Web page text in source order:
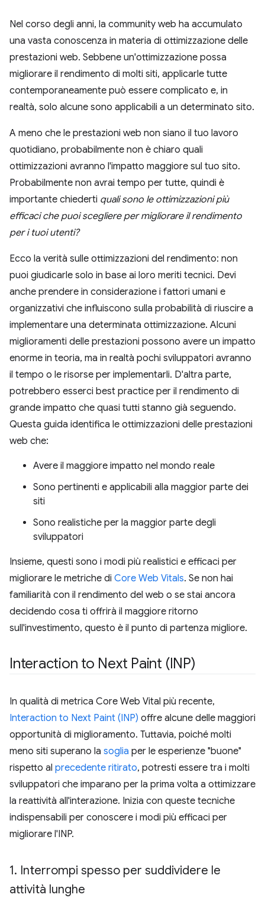
Nel corso degli anni, la community web ha accumulato
una vasta conoscenza in materia di ottimizzazione delle
prestazioni web. Sebbene un'ottimizzazione possa
migliorare il rendimento di molti siti, applicarle tutte
contemporaneamente può essere complicato e, in
realtà, solo alcune sono applicabili a un determinato sito.
A meno che le prestazioni web non siano il tuo lavoro
quotidiano, probabilmente non è chiaro quali
ottimizzazioni avranno l'impatto maggiore sul tuo sito.
Probabilmente non avrai tempo per tutte, quindi è
importante chiederti quali sono le ottimizzazioni più
efficaci che puoi scegliere per migliorare il rendimento
per i tuoi utenti?
Ecco la verità sulle ottimizzazioni del rendimento: non
puoi giudicarle solo in base ai loro meriti tecnici. Devi
anche prendere in considerazione i fattori umani e
organizzativi che influiscono sulla probabilità di riuscire a
implementare una determinata ottimizzazione. Alcuni
miglioramenti delle prestazioni possono avere un impatto
enorme in teoria, ma in realtà pochi sviluppatori avranno
il tempo o le risorse per implementarli. D'altra parte,
potrebbero esserci best practice per il rendimento di
grande impatto che quasi tutti stanno già seguendo.
Questa guida identifica le ottimizzazioni delle prestazioni
web che:
Avere il maggiore impatto nel mondo reale
Sono pertinenti e applicabili alla maggior parte dei
siti
Sono realistiche per la maggior parte degli
sviluppatori
Insieme, questi sono i modi più realistici e efficaci per
migliorare le metriche di Core Web Vitals. Se non hai
familiarità con il rendimento del web o se stai ancora
decidendo cosa ti offrirà il maggiore ritorno
sull'investimento, questo è il punto di partenza migliore.
Interaction to Next Paint (INP)
In qualità di metrica Core Web Vital più recente,
Interaction to Next Paint (INP) offre alcune delle maggiori
opportunità di miglioramento. Tuttavia, poiché molti
meno siti superano la soglia per le esperienze "buone"
rispetto al precedente ritirato, potresti essere tra i molti
sviluppatori che imparano per la prima volta a ottimizzare
la reattività all'interazione. Inizia con queste tecniche
indispensabili per conoscere i modi più efficaci per
migliorare l'INP.
1. Interrompi spesso per suddividere le
attività lunghe